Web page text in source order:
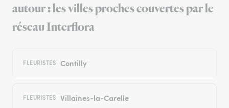
autour : les villes proches couvertes par le
réseau Interflora
FLEURISTES Contilly
FLEURISTES Villaines-la-Carelle